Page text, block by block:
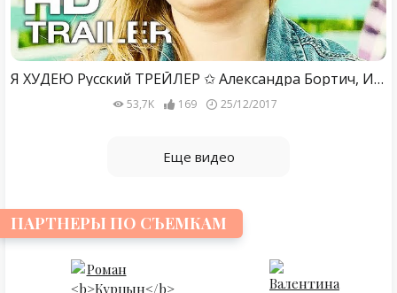
Я ХУДЕЮ Русский ТРЕЙЛЕР ✩ Александра Бортич, Ирина Горбачева, Комедия HD (2018)
53,7K 169 25/12/2017
Еще видео
ПАРТНЕРЫ ПО СЪЕМКАМ